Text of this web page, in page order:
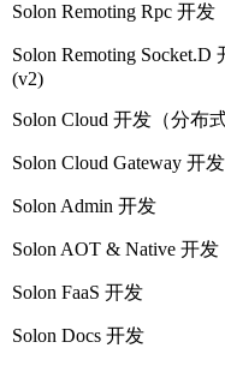
Solon Remoting Rpc 开发
Solon Remoting Socket.D
(v2)
Solon Cloud 开发（分布
Solon Cloud Gateway 开发
Solon Admin 开发
Solon AOT & Native 开发
Solon FaaS 开发
Solon Docs 开发